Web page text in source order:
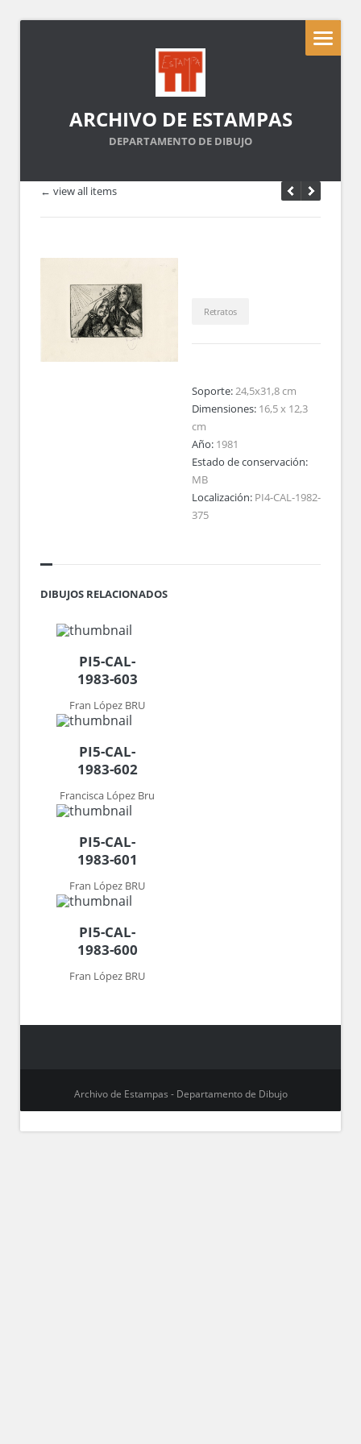
ARCHIVO DE ESTAMPAS
DEPARTAMENTO DE DIBUJO
← view all items
Retratos
Soporte:24,5x31,8 cm
Dimensiones: 16,5 x 12,3
cm
Año: 1981
Estado de conservación:
MB
Localización: PI4-CAL-1982-
375
DIBUJOS RELACIONADOS
PI5-CAL-
1983-603
Fran López BRU
PI5-CAL-
1983-602
Francisca López Bru
PI5-CAL-
1983-601
Fran López BRU
PI5-CAL-
1983-600
Fran López BRU
Archivo de Estampas - Departamento de Dibujo